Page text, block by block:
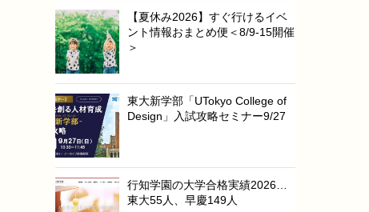
【夏休み2026】すぐ行けるイベ
ント情報おまとめ便＜8/9-15開催
＞
東大新学部「UTokyo College of
Design」入試攻略セミナー9/27
行知学園の大学合格実績2026…
東大55人、早慶149人